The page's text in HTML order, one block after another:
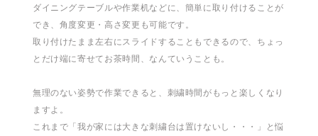
ダイニングテーブルや作業机などに、簡単に取り付けることが
でき、角度変更・高さ変更も可能です。
取り付けたまま左右にスライドすることもできるので、ちょっ
とだけ端に寄せてお茶時間、なんていうことも。
無理のない姿勢で作業できると、刺繍時間がもっと楽しくなり
ますよ。
これまで「我が家には大きな刺繍台は置けないし・・・」と悩